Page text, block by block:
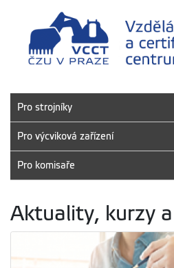
Pro strojníky
Pro výcviková zařízení
Pro komisaře
Aktuality, kurzy